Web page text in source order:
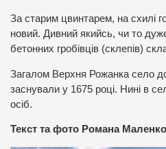
За старим цвинтарем, на схилі
новий. Дивний якийсь, чи то
бетонних гробівців (склепів)
Загалом Верхня Рожанка село
заснували у 1675 році. Нині в
осіб.
Текст та фото Романа